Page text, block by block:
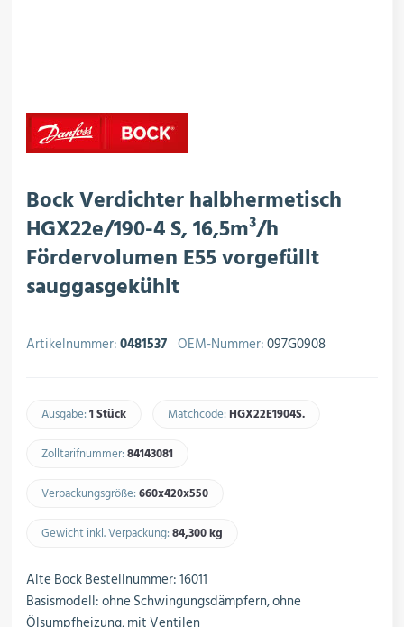
Motoren & Ventilatoren
Regel- & Schaltventile
Schalter, Steuerungen &
Schaltschränke
Rohrleitungskomponenten
Installationsmaterial
Bock Verdichter halbhermetisch
HGX22e/190-4 S, 16,5m³/h
Fördervolumen E55 vorgefüllt
sauggasgekühlt
Artikelnummer:0481537 OEM-Nummer:097G0908
Ausgabe:1 Stück Matchcode:HGX22E1904S.​
Zolltarifnummer:84143081​
Verpackungsgröße:660x420x550​
Gewicht inkl. Verpackung:84,300 kg​
Alte Bock Bestellnummer: 16011
Basismodell: ohne Schwingungsdämpfern, ohne